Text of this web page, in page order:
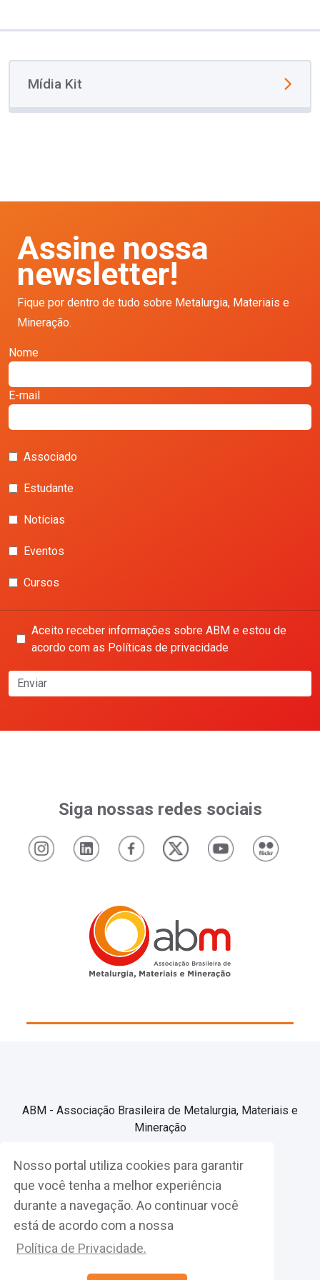
Nosso portal utiliza cookies para garantir
que você tenha a melhor experiência
durante a navegação. Ao continuar você
está de acordo com a nossa
Política de Privacidade.
Mídia Kit
Assine nossa
newsletter!
Fique por dentro de tudo sobre Metalurgia, Materiais e
Mineração.
Nome
E-mail
Associado
Estudante
Notícias
Eventos
Cursos
Aceito receber informações sobre ABM e estou de
acordo com as Políticas de privacidade
Enviar
Siga nossas redes sociais
ABM - Associação Brasileira de Metalurgia, Materiais e
Mineração
Associe-se
Fazer Login